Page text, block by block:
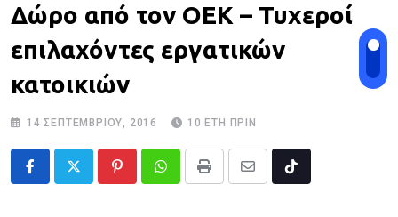
Δώρο από τον ΟΕΚ – Τυχεροί
επιλαχόντες εργατικών
κατοικιών
14 ΣΕΠΤΕΜΒΡΊΟΥ, 2016 10 ΈΤΗ ΠΡΙΝ
PinterestWhatsappPrint
Share
Tiktok